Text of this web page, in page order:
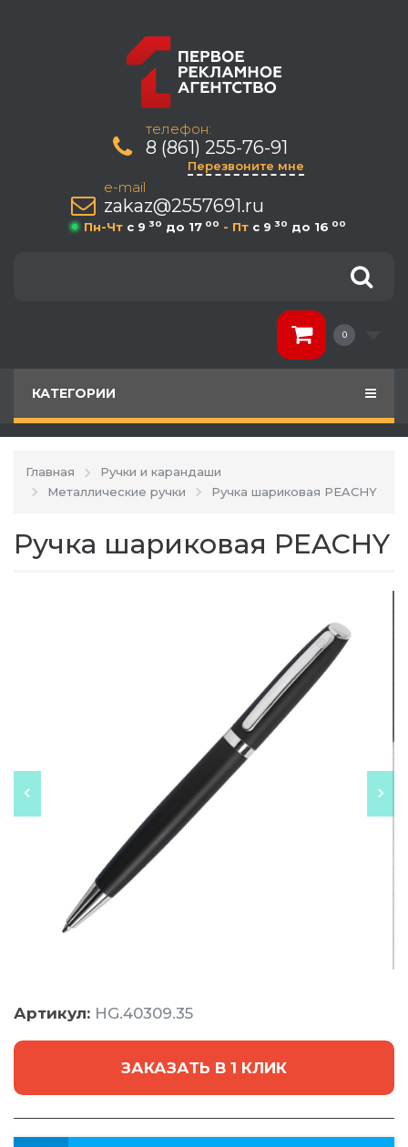
телефон:
8 (861) 255-76-91
Перезвоните мне
e-mail
zakaz@2557691.ru
Пн-Чт c 9 30 до 17 00 - Пт c 9 30 до 16 00
0
КАТЕГОРИИ
Главная
Ручки и карандаши
Металлические ручки
Ручка шариковая PEACHY
Ручка шариковая PEACHY
Артикул: HG.40309.35
ЗАКАЗАТЬ В 1 КЛИК